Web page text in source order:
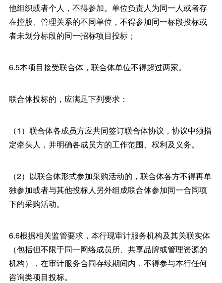
他组织或者个人，不得参加。单位负责人为同一人或者存
在控股、管理关系的不同单位，不得参加同一标段投标或
者未划分标段的同一招标项目投标；
6.5本项目接受联合体，联合体单位不得超过两家。
联合体投标的，应满足下列要求：
（1）联合体各成员方应共同签订联合体协议，协议中须指
定牵头人，并明确各成员方的工作范围、权利及义务。
（2）以联合体形式参加采购活动的，联合体各方不得再单
独参加或者与其他投标人另外组成联合体参加同一合同项
下的采购活动。
6.6根据相关监管要求，本行现审计服务机构及其关联实体
（包括但不限于同一网络成员所、共享品牌或管理资源的
机构），在审计服务合同存续期间内，不得参与本行任何
咨询类项目投标。